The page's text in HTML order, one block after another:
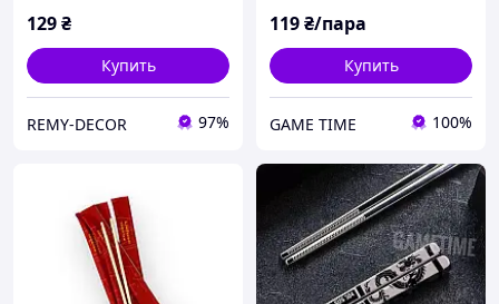
129₴
Купить
REMY-DECOR 97%
119₴/пара
Купить
GAME TIME 100%